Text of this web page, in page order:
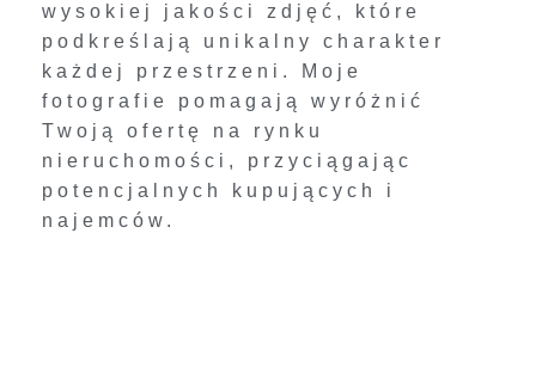
wysokiej jakości zdjęć, które
podkreślają unikalny charakter
każdej przestrzeni. Moje
fotografie pomagają wyróżnić
Twoją ofertę na rynku
nieruchomości, przyciągając
potencjalnych kupujących i
najemców.